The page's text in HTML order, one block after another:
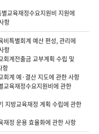
교육재정수요지원비 지원에
항
비특별회계 예산 편성, 관리에
항
회계전출금 교부계획 수립 및
항
회계 예·결산 지도에 관한 사항
교육재정수요지원비에 관한
지방교육재정 계획 수립에 관한
재정 운용 효율화에 관한 사항